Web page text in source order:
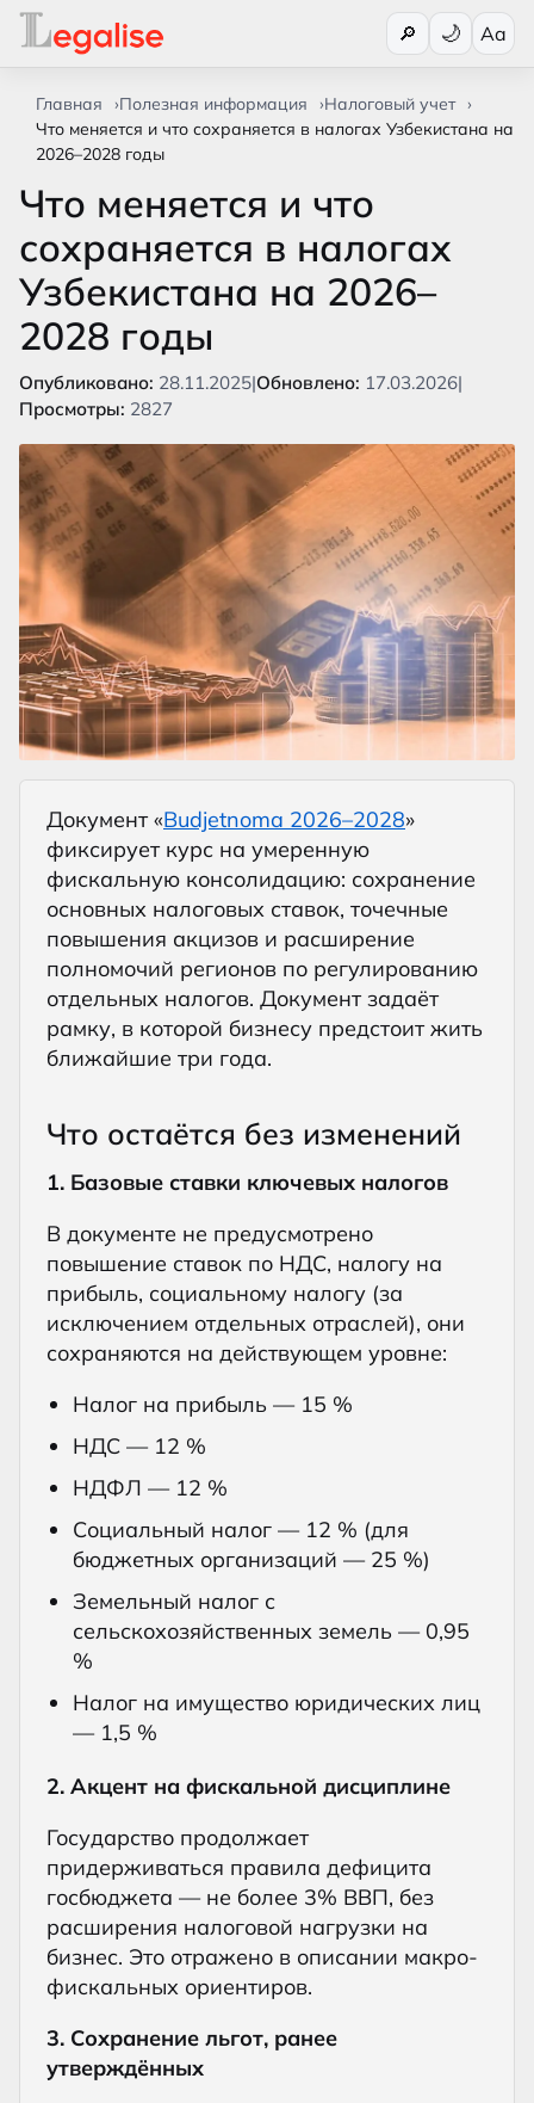
🔎 Aa
Главная Полезная информация
Налоговый учет
Что меняется и что сохраняется в налогах Узбекистана на
2026–2028 годы
Что меняется и что
сохраняется в налогах
Узбекистана на 2026–
2028 годы
Опубликовано: 28.11.2025|Обновлено: 17.03.2026|
Просмотры: 2827
Документ «Budjetnoma 2026–2028»
фиксирует курс на умеренную
фискальную консолидацию: сохранение
основных налоговых ставок, точечные
повышения акцизов и расширение
полномочий регионов по регулированию
отдельных налогов. Документ задаёт
рамку, в которой бизнесу предстоит жить
ближайшие три года.
Что остаётся без изменений
1. Базовые ставки ключевых налогов
В документе не предусмотрено
повышение ставок по НДС, налогу на
прибыль, социальному налогу (за
исключением отдельных отраслей), они
сохраняются на действующем уровне:
Налог на прибыль — 15 %
НДС — 12 %
НДФЛ — 12 %
Социальный налог — 12 % (для
бюджетных организаций — 25 %)
Земельный налог с
сельскохозяйственных земель — 0,95
%
Налог на имущество юридических лиц
— 1,5 %
2. Акцент на фискальной дисциплине
Государство продолжает
придерживаться правила дефицита
госбюджета — не более 3% ВВП, без
расширения налоговой нагрузки на
бизнес. Это отражено в описании макро-
фискальных ориентиров.
3. Сохранение льгот, ранее
утверждённых